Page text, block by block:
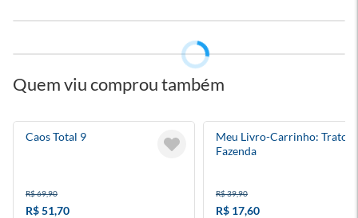
Quem viu comprou também
Caos Total 9
R$ 69,90
R$ 51,70
Meu Livro-Carrinho: Trator
Fazenda
R$ 39,90
R$ 17,60